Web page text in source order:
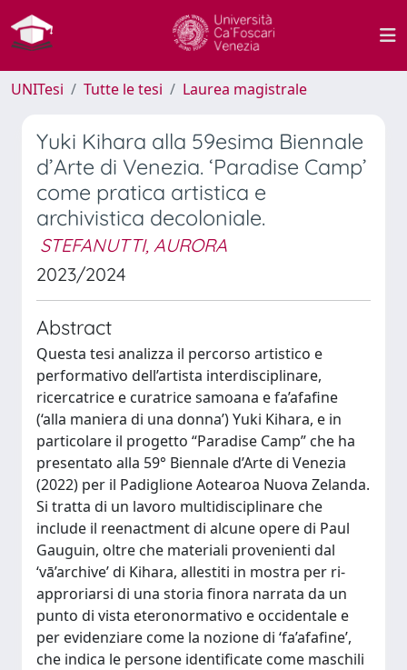
UNITesi Tutte le tesi Laurea magistrale
Yuki Kihara alla 59esima Biennale
d’Arte di Venezia. ‘Paradise Camp’
come pratica artistica e
archivistica decoloniale.
STEFANUTTI, AURORA
2023/2024
Abstract
Questa tesi analizza il percorso artistico e
performativo dell’artista interdisciplinare,
ricercatrice e curatrice samoana e fa’afafine
(‘alla maniera di una donna’) Yuki Kihara, e in
particolare il progetto “Paradise Camp” che ha
presentato alla 59° Biennale d’Arte di Venezia
(2022) per il Padiglione Aotearoa Nuova Zelanda.
Si tratta di un lavoro multidisciplinare che
include il reenactment di alcune opere di Paul
Gauguin, oltre che materiali provenienti dal
‘vā’archive’ di Kihara, allestiti in mostra per ri-
approriarsi di una storia finora narrata da un
punto di vista eteronormativo e occidentale e
per evidenziare come la nozione di ‘fa’afafine’,
che indica le persone identificate come maschili